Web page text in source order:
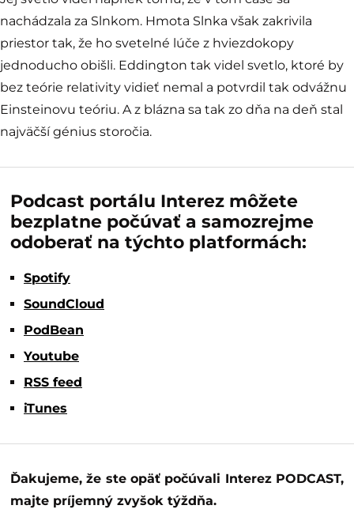
Foto: Zatmenie Slnka v roku 1919 (F. W. Dyson, A. S. Eddington, and C.
Davidson [Public domain],
via Wikimedia Commons
Pozorovaním hviezdokopy Hyády z Princovho ostrova v
nachádzala za Slnkom. Hmota Slnka však zakrivila
priestor tak, že ho svetelné lúče z hviezdokopy
jednoducho obišli. Eddington tak videl svetlo, ktoré by
bez teórie relativity vidieť nemal a potvrdil tak odvážnu
najväčší génius storočia.
Podcast portálu Interez môžete
bezplatne počúvať a samozrejme
SoundCloud
PodBean